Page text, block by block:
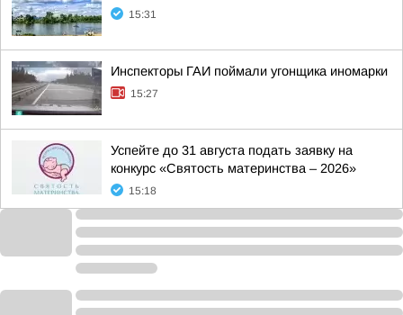
15:31
Инспекторы ГАИ поймали угонщика иномарки
15:27
Успейте до 31 августа подать заявку на
конкурс «Святость материнства – 2026»
15:18